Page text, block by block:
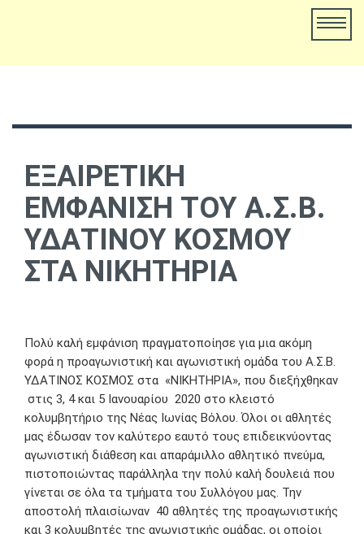
ΕΞΑΙΡΕΤΙΚΗ
ΕΜΦΑΝΙΣΗ ΤΟΥ Α.Σ.Β.
ΥΔΑΤΙΝΟΥ ΚΟΣΜΟΥ
ΣΤΑ ΝΙΚΗΤΗΡΙΑ
Πολύ καλή εμφάνιση πραγματοποίησε για μια ακόμη
φορά η προαγωνιστική και αγωνιστική ομάδα του Α.Σ.Β.
ΥΔΑΤΙΝΟΣ ΚΟΣΜΟΣ στα «ΝΙΚΗΤΗΡΙΑ», που διεξήχθηκαν
στις 3, 4 και 5 Ιανουαρίου 2020 στο κλειστό
κολυμβητήριο της Νέας Ιωνίας Βόλου. Όλοι οι αθλητές
μας έδωσαν τον καλύτερο εαυτό τους επιδεικνύοντας
αγωνιστική διάθεση και απαράμιλλο αθλητικό πνεύμα,
πιστοποιώντας παράλληλα την πολύ καλή δουλειά που
γίνεται σε όλα τα τμήματα του Συλλόγου μας. Την
αποστολή πλαισίωναν 40 αθλητές της προαγωνιστικής
και 3 κολυμβητές της αγωνιστικής ομάδας, οι οποίοι